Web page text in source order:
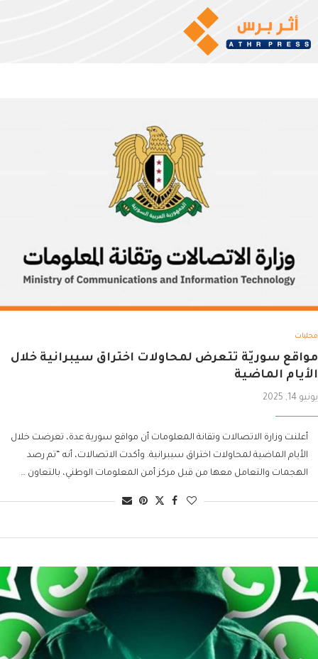
محليات
مواقع سوريّة تتعرض لمحاولات اختراق سيبرانية خلال
الأيام الماضية
يونيو 14, 2025
أعلنت وزارة الاتصالات وتقانة المعلومات أن مواقع سورية عدة، تعرضت خلال
الأيام الماضية لمحاولات اختراق سيبرانية. وأكدت الاتصالات، أنه “تم رصد
الهجمات والتعامل معها من قبل مركز أمن المعلومات الوطني، بالتعاون …